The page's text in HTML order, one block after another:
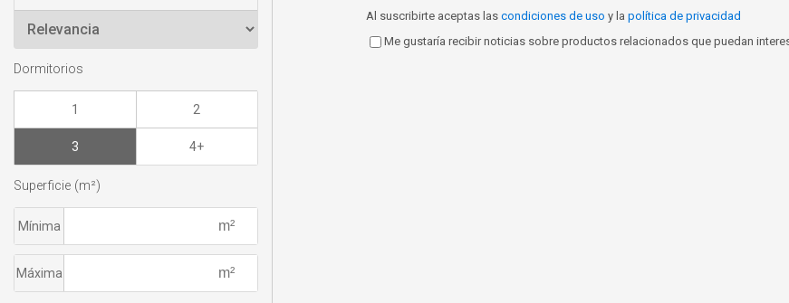
Al suscribirte aceptas las condiciones de uso y la política de privacidad
Me gustaría recibir noticias sobre productos relacionados que puedan
Dormitorios
1 2
3 4+
Superficie (m²)
Mínima
Máxima